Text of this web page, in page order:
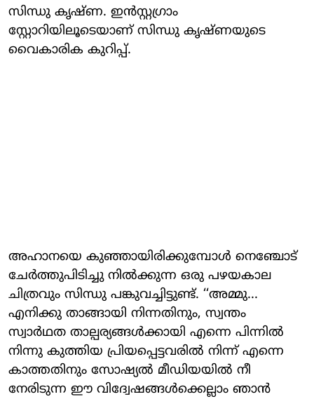
സിന്ധു കൃഷ്ണ. ഇൻസ്റ്റഗ്രാം
സ്റ്റോറിയിലൂടെയാണ് സിന്ധു കൃഷ്ണയുടെ
വൈകാരിക കുറിപ്പ്.
അഹാനയെ കുഞ്ഞായിരിക്കുമ്പോൾ നെഞ്ചോട്
ചേർത്തുപിടിച്ചു നിൽക്കുന്ന ഒരു പഴയകാല
ചിത്രവും സിന്ധു പങ്കുവച്ചിട്ടുണ്ട്. ‘‘അമ്മു...
എനിക്കു താങ്ങായി നിന്നതിനും, സ്വന്തം
സ്വാർഥത താല്പര്യങ്ങൾക്കായി എന്നെ പിന്നിൽ
നിന്നു കുത്തിയ പ്രിയപ്പെട്ടവരിൽ നിന്ന് എന്നെ
കാത്തതിനും സോഷ്യൽ മീഡിയയിൽ നീ
നേരിടുന്ന ഈ വിദ്വേഷങ്ങൾക്കെല്ലാം ഞാൻ